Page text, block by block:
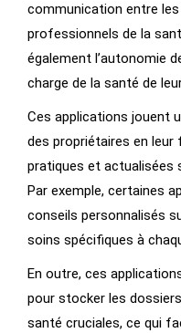
communication entre les
professionnels de la
également l’autonomie
charge de la santé de
Ces applications jouent
des propriétaires en
pratiques et actualisées
Par exemple, certaines
conseils personnalisés
soins spécifiques à
En outre, ces
pour stocker les
santé cruciales, ce qui